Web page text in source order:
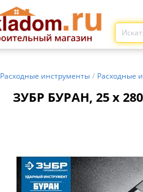
Расходные инструменты / Расходные
ЗУБР БУРАН, 25 x